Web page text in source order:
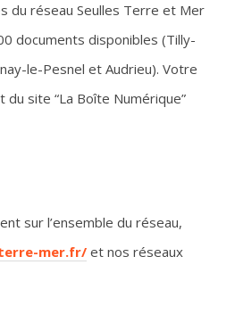
du réseau Seulles Terre et Mer
documents disponibles (Tilly-
le-Pesnel et Audrieu). Votre
site “La Boîte Numérique”
sur l’ensemble du réseau,
mer.fr/et nos réseaux